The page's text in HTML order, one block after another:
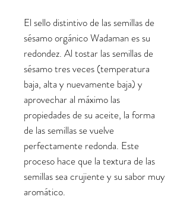
El sello distintivo de las semillas de
sésamo orgánico Wadaman es su
redondez. Al tostar las semillas de
sésamo tres veces (temperatura
baja, alta y nuevamente baja) y
aprovechar al máximo las
propiedades de su aceite, la forma
de las semillas se vuelve
perfectamente redonda. Este
proceso hace que la textura de las
semillas sea crujiente y su sabor muy
aromático.